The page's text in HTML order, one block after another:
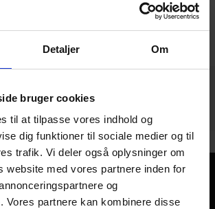
Detaljer Om
bruger cookies
til at tilpasse vores indhold og
dig funktioner til sociale medier og til
trafik. Vi deler også oplysninger om
website med vores partnere inden for
og
Vores partnere kan kombinere disse
med hovedværn